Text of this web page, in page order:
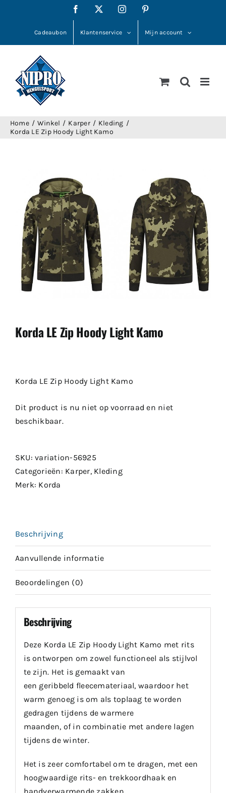
Facebook Instagram
Cadeaubon Klantenservice Mijn account
Home Winkel Karper
Kleding
Korda LE Zip Hoody Light Kamo
Korda LE Zip Hoody Light Kamo
Korda LE Zip Hoody Light Kamo
Dit product is nu niet op voorraad en niet
beschikbaar.
SKU:variation-56925
Categorieën: Karper, Kleding
Merk: Korda
Beschrijving
Aanvullende informatie
Beoordelingen (0)
Beschrijving
Deze Korda LE Zip Hoody Light Kamo met rits
is ontworpen om zowel functioneel als stijlvol
te zijn. Het is gemaakt van
een geribbeld fleecemateriaal, waardoor het
warm genoeg is om als toplaag te worden
gedragen tijdens de warmere
maanden, of in combinatie met andere lagen
tijdens de winter.
Het is zeer comfortabel om te dragen, met een
hoogwaardige rits- en trekkoordhaak en